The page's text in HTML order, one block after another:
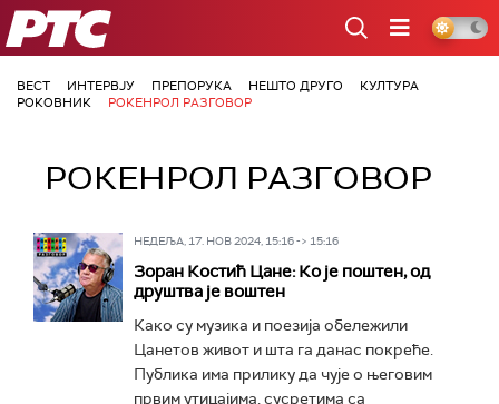
РТС
ВЕСТ ИНТЕРВЈУ ПРЕПОРУКА НЕШТО ДРУГО
КУЛТУРА
РОКОВНИК
РОКЕНРОЛ РАЗГОВОР
РОКЕНРОЛ РАЗГОВОР
НЕДЕЉА, 17. НОВ 2024, 15:16 -> 15:16
Зоран Костић Цане: Ко је поштен, од
друштва је воштен
Како су музика и поезија обележили
Цанетов живот и шта га данас покреће.
Публика има прилику да чује о његовим
првим утицајима, сусретима са